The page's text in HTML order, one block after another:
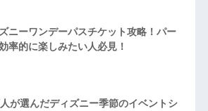
ニーワンデーパスチケット攻略！パー
率的に楽しみたい人必見！
が選んだディズニー季節のイベントシ